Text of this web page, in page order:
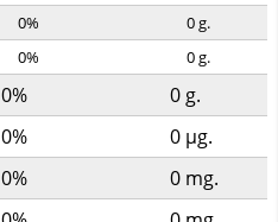
0% 0g.
0% 0g.
0% 0g.
0% 0 µg.
0% 0 mg.